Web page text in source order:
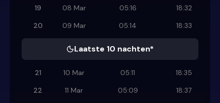
19
08 Mar 05:16
18:32
20
09 Mar 05:14 18:33
Laatste 10 nachten*
21 10 Mar 05:11
18:35
22
11 Mar 05:09
18:37